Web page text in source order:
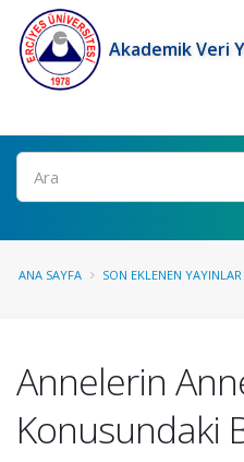
Akademik Veri
Ara
ANA SAYFA SON EKLENEN YAYINLAR
Annelerin
Konusundaki